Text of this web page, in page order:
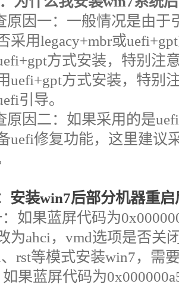
因一： 一般情况是由于
采用legacy+mbr或
方式安装，特别注
uefi+gpt方式安装，特别
引导。
原因二：如果采用的是
uefi修复功能，这里建议
安装win7后部分机器重
如果蓝屏代码为
为ahci，vmd选项是否关
rst等模式安装win7，需
果蓝屏代码为